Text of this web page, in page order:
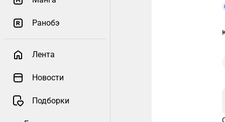
Ранобэ
Лента
Новости
Подборки